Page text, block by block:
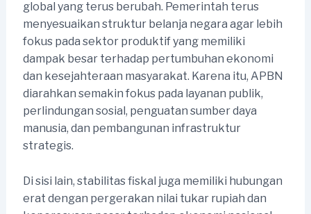
global yang terus berubah. Pemerintah terus
menyesuaikan struktur belanja negara agar lebih
fokus pada sektor produktif yang memiliki
dampak besar terhadap pertumbuhan ekonomi
dan kesejahteraan masyarakat. Karena itu, APBN
diarahkan semakin fokus pada layanan publik,
perlindungan sosial, penguatan sumber daya
manusia, dan pembangunan infrastruktur
strategis.
Di sisi lain, stabilitas fiskal juga memiliki hubungan
erat dengan pergerakan nilai tukar rupiah dan